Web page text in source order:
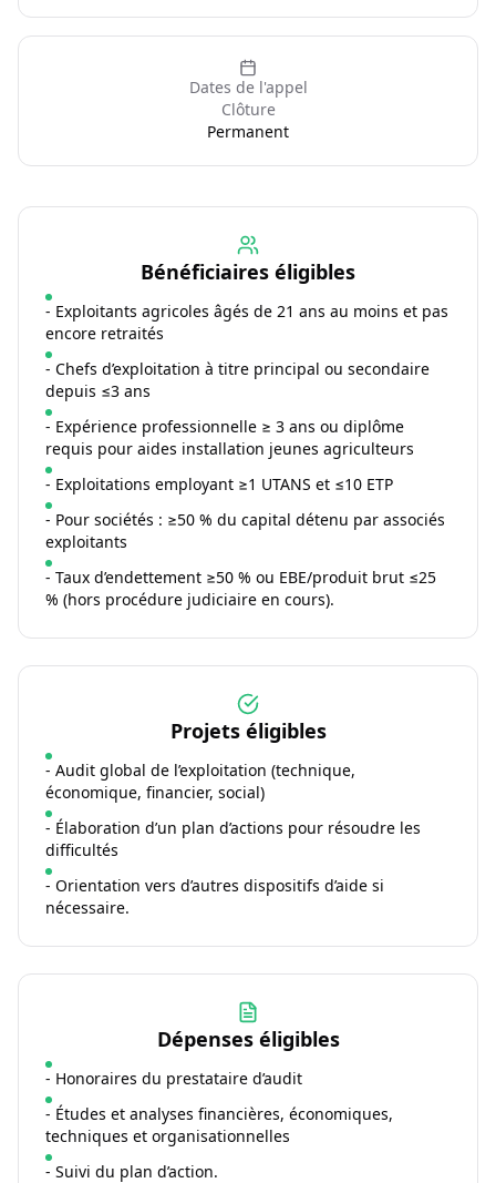
Dates de l'appel
Clôture
Permanent
Bénéficiaires éligibles
- Exploitants agricoles âgés de 21 ans au moins et pas
encore retraités
- Chefs d’exploitation à titre principal ou secondaire
depuis ≤3 ans
- Expérience professionnelle ≥ 3 ans ou diplôme
requis pour aides installation jeunes agriculteurs
- Exploitations employant ≥1 UTANS et ≤10 ETP
- Pour sociétés : ≥50 % du capital détenu par associés
exploitants
- Taux d’endettement ≥50 % ou EBE/produit brut ≤25
% (hors procédure judiciaire en cours).
Projets éligibles
- Audit global de l’exploitation (technique,
économique, financier, social)
- Élaboration d’un plan d’actions pour résoudre les
difficultés
- Orientation vers d’autres dispositifs d’aide si
nécessaire.
Dépenses éligibles
- Honoraires du prestataire d’audit
- Études et analyses financières, économiques,
techniques et organisationnelles
- Suivi du plan d’action.